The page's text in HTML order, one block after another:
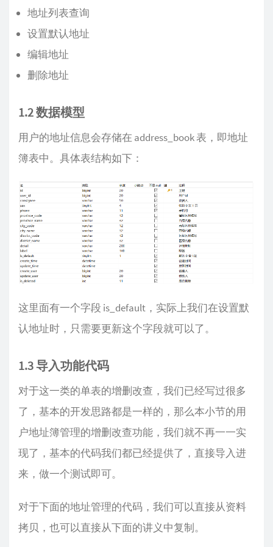
地址列表查询
设置默认地址
编辑地址
删除地址
1.2 数据模型
用户的地址信息会存储在 address_book 表，即地址
簿表中。具体表结构如下：
这里面有一个字段 is_default，实际上我们在设置默
认地址时，只需要更新这个字段就可以了。
1.3 导入功能代码
对于这一类的单表的增删改查，我们已经写过很多
了，基本的开发思路都是一样的，那么本小节的用
户地址簿管理的增删改查功能，我们就不再一一实
现了，基本的代码我们都已经提供了，直接导入进
来，做一个测试即可。
对于下面的地址管理的代码，我们可以直接从资料
拷贝，也可以直接从下面的讲义中复制。